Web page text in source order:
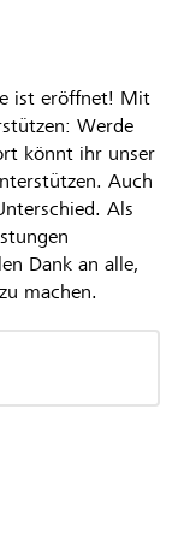
ist eröffnet! Mit
Werde
könnt ihr unser
Auch
Als
Dank an alle,
machen.